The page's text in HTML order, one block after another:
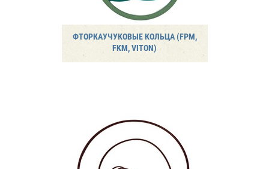
ФТОРКАУЧУКОВЫЕ КОЛЬЦА (FPM,
FKM, VITON)